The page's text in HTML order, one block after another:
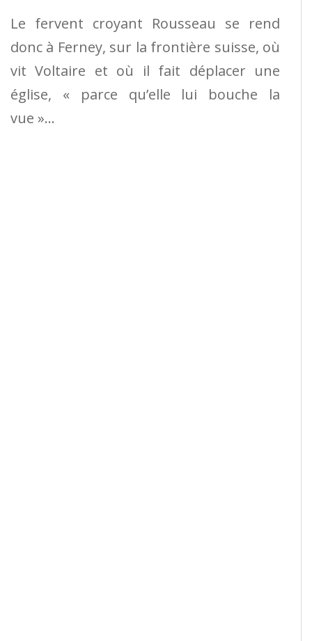
Le fervent croyant Rousseau se rend
donc à Ferney, sur la frontière suisse, où
vit Voltaire et où il fait déplacer une
église, « parce qu’elle lui bouche la
vue »…